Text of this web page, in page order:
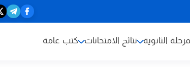
الثانوية نتائج الامتحانات كتب عامة